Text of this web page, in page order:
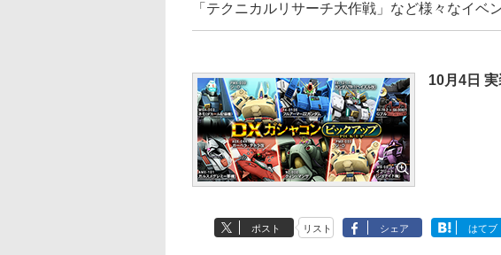
「テクニカルリサーチ大作戦」など様々なイベ
10月4日 実
ポスト リスト シェア はてブ